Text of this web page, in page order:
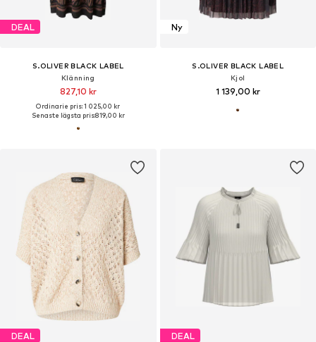
DEAL
S.OLIVER BLACK LABEL
Klänning
827,10 kr
Ordinarie pris: 1 025,00 kr
Senaste lägsta pris:819,00 kr
Ny
S.OLIVER BLACK LABEL
Kjol
1 139,00 kr
DEAL DEAL